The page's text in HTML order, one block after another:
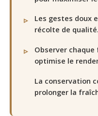
Les gestes doux
récolte de qualité.
Observer
optimise le
La conservation
prolonger la